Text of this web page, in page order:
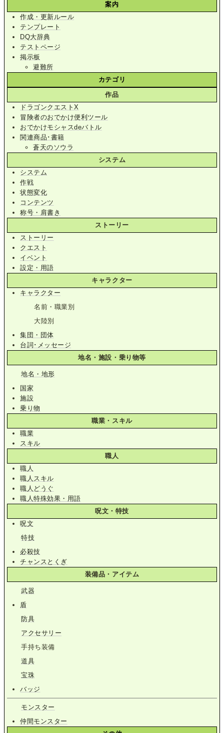
案内
作成・更新ルール
テンプレート
DQ大辞典
テストページ
掲示板
避難所
カテゴリ
作品
ドラゴンクエストX
冒険者のおでかけ便利ツール
おでかけモシャスdeバトル
関連商品･書籍
蒼天のソウラ
システム
システム
作戦
状態変化
コンテンツ
称号・肩書き
ストーリー
ストーリー
クエスト
イベント
設定・用語
キャラクター
キャラクター
名前・職業別
大陸別
集団・団体
台詞･メッセージ
地名・施設・乗り物等
地名・地形
国家
施設
乗り物
職業・スキル
職業
スキル
職人
職人
職人スキル
職人どうぐ
職人特殊効果・用語
呪文・特技
呪文
特技
必殺技
チャンスとくぎ
装備品・アイテム
武器
盾
防具
アクセサリー
手持ち装備
道具
宝珠
バッジ
モンスター
仲間モンスター